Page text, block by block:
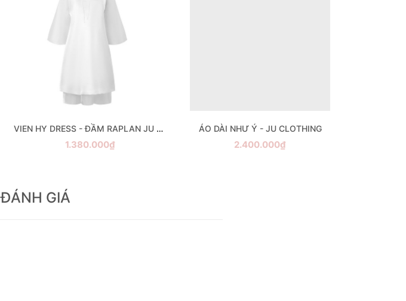
VIEN HY DRESS - ĐẦM RAPLAN JU CLOTHING
1.380.000₫
ÁO DÀI NHƯ Ý - JU CLOTHING
2.400.000₫
ĐÁNH GIÁ